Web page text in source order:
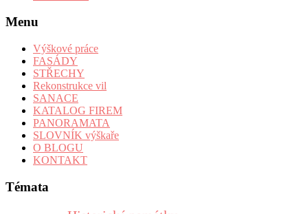
Menu
Výškové práce
FASÁDY
STŘECHY
Rekonstrukce vil
SANACE
KATALOG FIREM
PANORAMATA
SLOVNÍK výškaře
O BLOGU
KONTAKT
Témata